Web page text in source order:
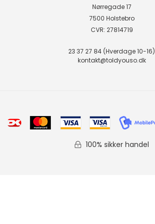
Nørregade 17
7500 Holstebro
CVR: 27814719
23 37 27 84 (Hverdage 10-16)
kontakt@toldyouso.dk
100% sikker handel